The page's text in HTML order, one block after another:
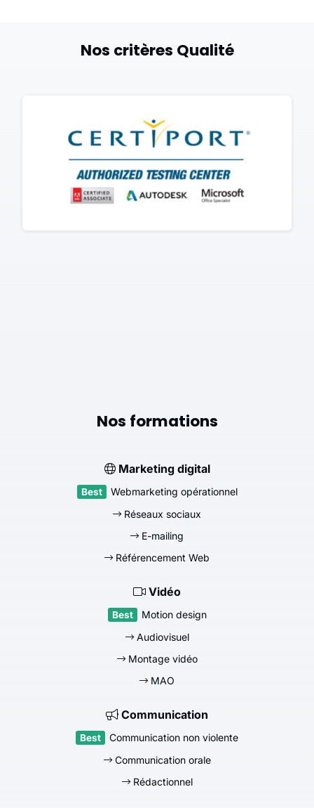
Nos critères Qualité
Nos formations
Marketing digital
Webmarketing opérationnel
Réseaux sociaux
E-mailing
Référencement Web
Vidéo
Motion design
Audiovisuel
Montage vidéo
MAO
Communication
Communication non violente
Communication orale
Rédactionnel